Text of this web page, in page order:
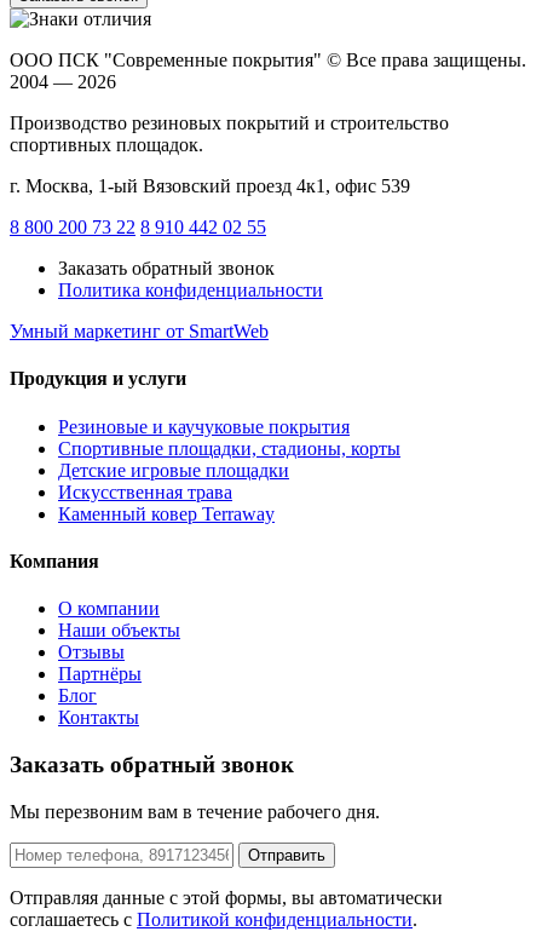
ООО ПСК "Современные покрытия" © Все права защищены.
2004 — 2026
Производство резиновых покрытий и строительство
спортивных площадок.
г. Москва, 1-ый Вязовский проезд 4к1, офис 539
8 800 200 73 22 8 910 442 02 55
Заказать обратный звонок
Политика конфиденциальности
Умный маркетинг от SmartWeb
Продукция и услуги
Резиновые и каучуковые покрытия
Спортивные площадки, стадионы, корты
Детские игровые площадки
Искусственная трава
Каменный ковер Terraway
Компания
О компании
Наши объекты
Отзывы
Партнёры
Блог
Контакты
Заказать обратный звонок
Мы перезвоним вам в течение рабочего дня.
Отправить
Отправляя данные с этой формы, вы автоматически
соглашаетесь с Политикой конфиденциальности.